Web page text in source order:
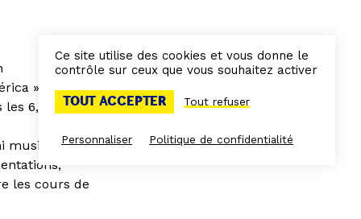
» ! Une
6, 7 & 8
les cours de
Ce site utilise des cookies et vous donne le
contrôle sur ceux que vous souhaitez activer
TOUT ACCEPTER Tout refuser
Personnaliser Politique de confidentialité